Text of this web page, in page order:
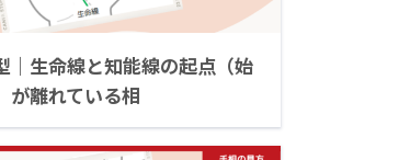
｜生命線と知能線の起点（始
が離れている相